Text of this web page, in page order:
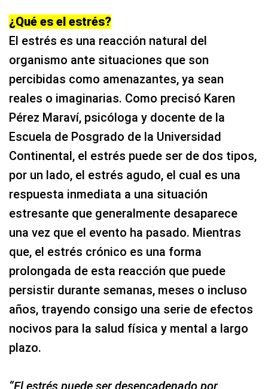
¿Qué es el estrés?
El estrés es una reacción natural del
organismo ante situaciones que son
percibidas como amenazantes, ya sean
reales o imaginarias. Como precisó Karen
Pérez Maraví, psicóloga y docente de la
Escuela de Posgrado de la Universidad
Continental, el estrés puede ser de dos tipos,
por un lado, el estrés agudo, el cual es una
respuesta inmediata a una situación
estresante que generalmente desaparece
una vez que el evento ha pasado. Mientras
que, el estrés crónico es una forma
prolongada de esta reacción que puede
persistir durante semanas, meses o incluso
años, trayendo consigo una serie de efectos
nocivos para la salud física y mental a largo
plazo.
“El estrés puede ser desencadenado por